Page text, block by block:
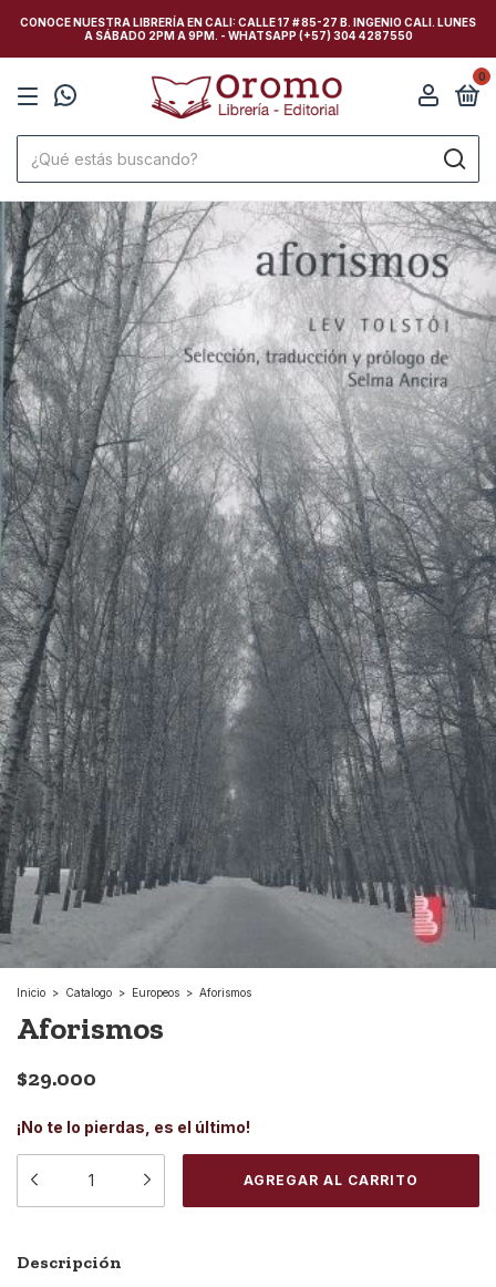
CONOCE NUESTRA LIBRERÍA EN CALI: CALLE 17 # 85-27 B. INGENIO CALI. LUNES
A SÁBADO 2PM A 9PM. - WHATSAPP (+57) 304 4287550
0
Inicio > Catalogo > Europeos > Aforismos
Aforismos
$29.000
¡No te lo pierdas, es el último!
Descripción